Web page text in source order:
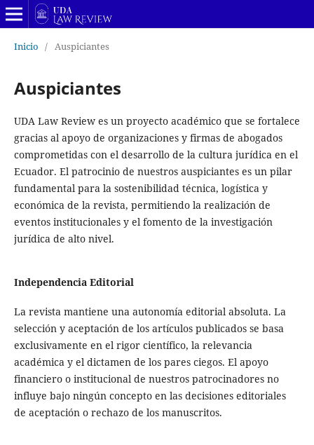
Inicio / Auspiciantes
Auspiciantes
UDA Law Review es un proyecto académico que se fortalece
gracias al apoyo de organizaciones y firmas de abogados
comprometidas con el desarrollo de la cultura jurídica en el
Ecuador. El patrocinio de nuestros auspiciantes es un pilar
fundamental para la sostenibilidad técnica, logística y
económica de la revista, permitiendo la realización de
eventos institucionales y el fomento de la investigación
jurídica de alto nivel.
Independencia Editorial
La revista mantiene una autonomía editorial absoluta. La
selección y aceptación de los artículos publicados se basa
exclusivamente en el rigor científico, la relevancia
académica y el dictamen de los pares ciegos. El apoyo
financiero o institucional de nuestros patrocinadores no
influye bajo ningún concepto en las decisiones editoriales
de aceptación o rechazo de los manuscritos.